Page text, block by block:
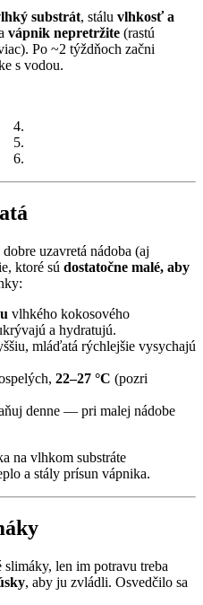
substrát, stálu vlhkosť a
vápnik nepretržite (rastú
Po ~2 týždňoch začni
s vodou.
uzavretá nádoba (aj
ktoré sú dostatočne malé, aby
vlhkého kokosového
a hydratujú.
mláďatá rýchlejšie vysychajú
22–27 °C (pozri
denne — pri malej nádobe
a stály prísun vápnika.
len im potravu treba
, aby ju zvládli. Osvedčilo sa